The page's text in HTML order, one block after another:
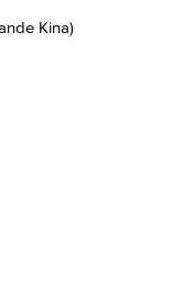
Kina)